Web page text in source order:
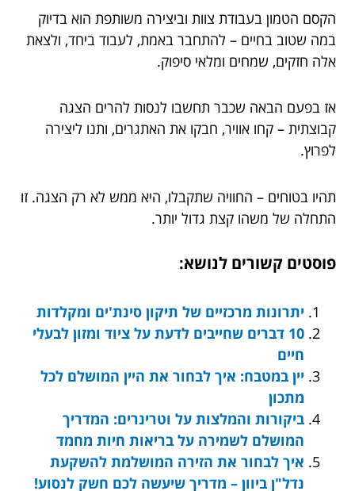
הקסם הטמון בעבודת צוות וביצירה משותפת הוא בדיוק
במה שטוב בחיים – להתחבר באמת, לעבוד ביחד, ולצאת
אלה חזקים, שמחים ומלאי סיפוק.
אז בפעם הבאה שכבר תחשבו לנסות להרים הצגה
קבוצתית – קחו אוויר, חבקו את האתגרים, ותנו ליצירה
לפרוץ.
תהיו בטוחים – החוויה שתקבלו, היא ממש לא רק הצגה. זו
התחלה של משהו קצת גדול יותר.
פוסטים קשורים לנושא:
יתרונות מרכזיים של תיקון סינת'ים ומקלדות
10 דברים שחייבים לדעת על ציוד ומזון לבעלי
חיים
יין במטבח: איך לבחור את היין המושלם לכל
מתכון
ביקורות והמלצות על וטרינרים: המדריך
המושלם לשמירה על בריאות חיות מחמד
איך לבחור את הזירה המושלמת להשקעת
נדל"ן ביוון – מדריך שיעשה לכם חשק לנסוע!